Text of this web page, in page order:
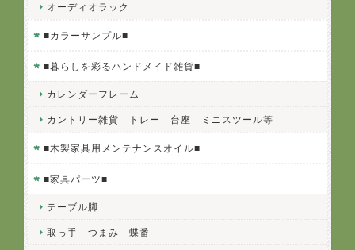
オーディオラック
■カラーサンプル■
■暮らしを彩るハンドメイド雑貨■
カレンダーフレーム
カントリー雑貨 トレー 台座 ミニスツール等
■木製家具用メンテナンスオイル■
■家具パーツ■
テーブル脚
取っ手 つまみ 蝶番